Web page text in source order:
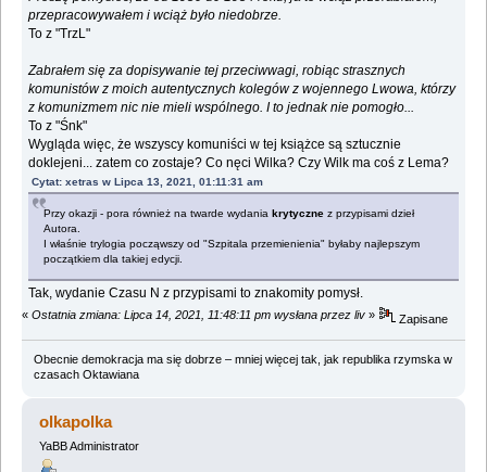
przepracowywałem i wciąż było niedobrze.
To z "TrzL"
Zabrałem się za dopisywanie tej przeciwwagi, robiąc strasznych
komunistów z moich autentycznych kolegów z wojennego Lwowa, którzy
z komunizmem nic nie mieli wspólnego. I to jednak nie pomogło...
To z "Śnk"
Wygląda więc, że wszyscy komuniści w tej książce są sztucznie
doklejeni... zatem co zostaje? Co nęci Wilka? Czy Wilk ma coś z Lema?
Cytat: xetras w Lipca 13, 2021, 01:11:31 am
Przy okazji - pora również na twarde wydaniakrytyczne z przypisami dzieł
Autora.
I właśnie trylogia począwszy od "Szpitala przemienienia" byłaby najlepszym
początkiem dla takiej edycji.
Tak, wydanie Czasu N z przypisami to znakomity pomysł.
« Ostatnia zmiana: Lipca 14, 2021, 11:48:11 pm wysłana przez liv » Zapisane
Obecnie demokracja ma się dobrze – mniej więcej tak, jak republika rzymska w
czasach Oktawiana
olkapolka
YaBB Administrator